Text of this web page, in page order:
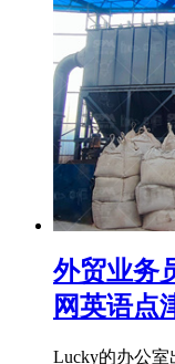
外贸业务
网英语点
Lucky的办公